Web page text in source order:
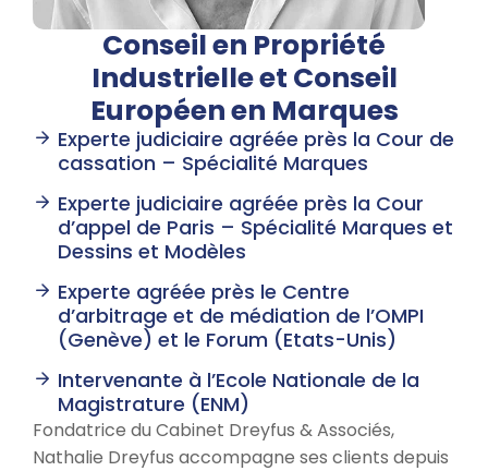
Conseil en Propriété
Industrielle et Conseil
Européen en Marques
Experte judiciaire agréée près la Cour de
cassation – Spécialité Marques
Experte judiciaire agréée près la Cour
d’appel de Paris – Spécialité Marques et
Dessins et Modèles
Experte agréée près le Centre
d’arbitrage et de médiation de l’OMPI
(Genève) et le Forum (Etats-Unis)
Intervenante à l’Ecole Nationale de la
Magistrature (ENM)
Fondatrice du Cabinet Dreyfus & Associés,
Nathalie Dreyfus accompagne ses clients depuis